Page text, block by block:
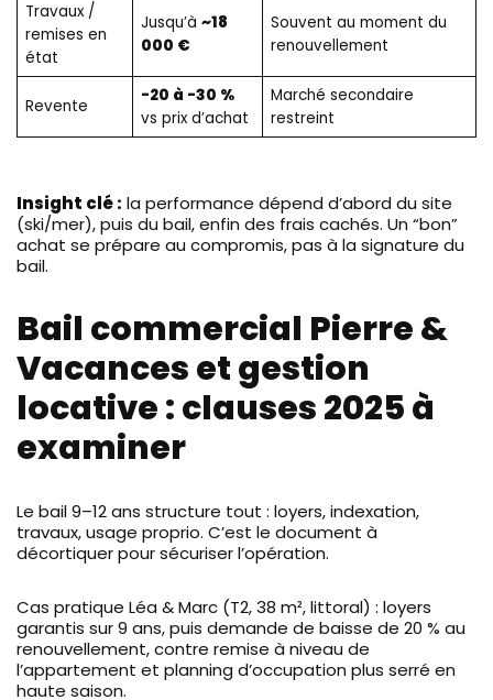
Travaux /
remises en
état
Jusqu’à ~18
000 €
Souvent au moment du
renouvellement
Revente
-20 à -30 %
vs prix d’achat
Marché secondaire
restreint
Insight clé : la performance dépend d’abord du site
(ski/mer), puis du bail, enfin des frais cachés. Un “bon”
achat se prépare au compromis, pas à la signature du
bail.
Bail commercial Pierre &
Vacances et gestion
locative : clauses 2025 à
examiner
Le bail 9–12 ans structure tout : loyers, indexation,
travaux, usage proprio. C’est le document à
décortiquer pour sécuriser l’opération.
Cas pratique Léa & Marc (T2, 38 m², littoral) : loyers
garantis sur 9 ans, puis demande de baisse de 20 % au
renouvellement, contre remise à niveau de
l’appartement et planning d’occupation plus serré en
haute saison.